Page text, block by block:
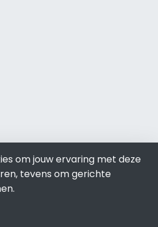
om jouw ervaring met deze
tevens om gerichte